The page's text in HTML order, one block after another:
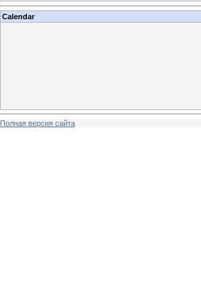
Calendar
Полная версия сайта